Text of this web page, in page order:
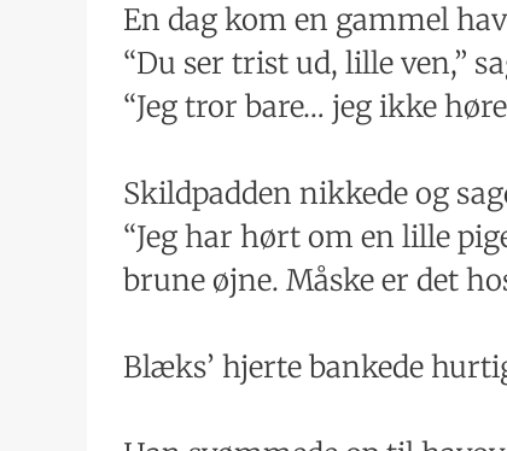
En dag kom en gammel
“Du ser trist ud, lille ven,”
“Jeg tror bare… jeg ikke
Skildpadden nikkede og
“Jeg har hørt om en lille
brune øjne. Måske er det
Blæks’ hjerte bankede